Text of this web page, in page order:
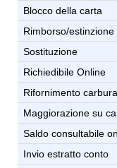
Blocco della carta
Rimborso/estinzione
Sostituzione
Richiedibile Online
Rifornimento
Maggiorazione su
Saldo consultabile
Invio estratto conto